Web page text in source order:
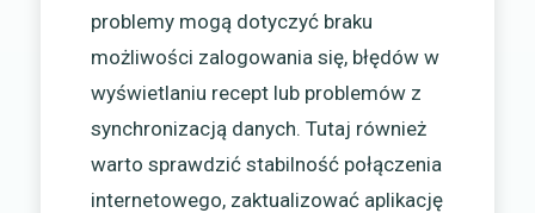
problemy mogą dotyczyć braku
możliwości zalogowania się, błędów w
wyświetlaniu recept lub problemów z
synchronizacją danych. Tutaj również
warto sprawdzić stabilność połączenia
internetowego, zaktualizować aplikację